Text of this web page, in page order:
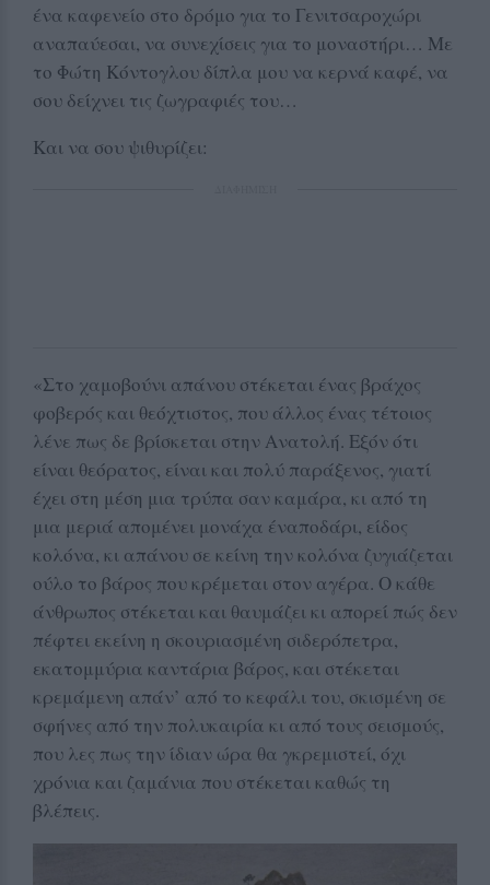
ένα καφενείο στο δρόμο για το Γενιτσαροχώρι
αναπαύεσαι, να συνεχίσεις για το μοναστήρι… Με
το Φώτη Κόντογλου δίπλα μου να κερνά καφέ, να
σου δείχνει τις ζωγραφιές του…
Και να σου ψιθυρίζει:
«Στο χαμοβούνι απάνου στέκεται ένας βράχος
φοβερός και θεόχτιστος, που άλλος ένας τέτοιος
λένε πως δε βρίσκεται στην Ανατολή. Εξόν ότι
είναι θεόρατος, είναι και πολύ παράξενος, γιατί
έχει στη μέση μια τρύπα σαν καμάρα, κι από τη
μια μεριά απομένει μονάχα έναποδάρι, είδος
κολόνα, κι απάνου σε κείνη την κολόνα ζυγιάζεται
ούλο το βάρος που κρέμεται στον αγέρα. Ο κάθε
άνθρωπος στέκεται και θαυμάζει κι απορεί πώς δεν
πέφτει εκείνη η σκουριασμένη σιδερόπετρα,
εκατομμύρια καντάρια βάρος, και στέκεται
κρεμάμενη απάν’ από το κεφάλι του, σκισμένη σε
σφήνες από την πολυκαιρία κι από τους σεισμούς,
που λες πως την ίδιαν ώρα θα γκρεμιστεί, όχι
χρόνια και ζαμάνια που στέκεται καθώς τη
βλέπεις.